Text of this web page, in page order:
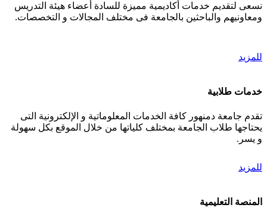
نسعى لتقديم خدمات أكاديمية مميزة للسادة أعضاء هيئة التدريس
ومعاونيهم والباحثين بالجامعة فى مختلف المجالات و التخصصات.
للمزيد
خدمات طلابية
تقدم جامعة دمنهور كافة الخدمات المعلوماتية و الإلكترونية التى
يحتاجها طلاب الجامعة بمختلف كلياتها من خلال الموقع بكل سهولة
و يسر.
للمزيد
المنصة التعليمية